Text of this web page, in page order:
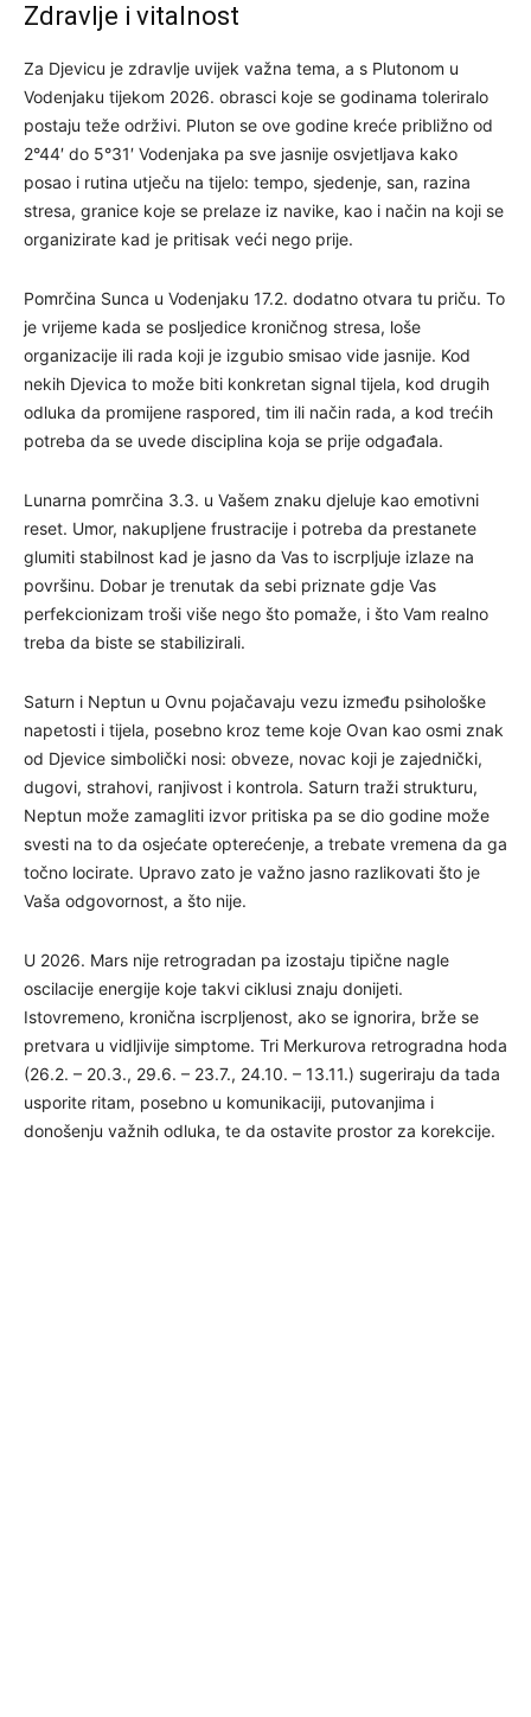
Zdravlje i vitalnost
Za Djevicu je zdravlje uvijek važna tema, a s Plutonom u
Vodenjaku tijekom 2026. obrasci koje se godinama toleriralo
postaju teže održivi. Pluton se ove godine kreće približno od
2°44′ do 5°31′ Vodenjaka pa sve jasnije osvjetljava kako
posao i rutina utječu na tijelo: tempo, sjedenje, san, razina
stresa, granice koje se prelaze iz navike, kao i način na koji se
organizirate kad je pritisak veći nego prije.
Pomrčina Sunca u Vodenjaku 17.2. dodatno otvara tu priču. To
je vrijeme kada se posljedice kroničnog stresa, loše
organizacije ili rada koji je izgubio smisao vide jasnije. Kod
nekih Djevica to može biti konkretan signal tijela, kod drugih
odluka da promijene raspored, tim ili način rada, a kod trećih
potreba da se uvede disciplina koja se prije odgađala.
Lunarna pomrčina 3.3. u Vašem znaku djeluje kao emotivni
reset. Umor, nakupljene frustracije i potreba da prestanete
glumiti stabilnost kad je jasno da Vas to iscrpljuje izlaze na
površinu. Dobar je trenutak da sebi priznate gdje Vas
perfekcionizam troši više nego što pomaže, i što Vam realno
treba da biste se stabilizirali.
Saturn i Neptun u Ovnu pojačavaju vezu između psihološke
napetosti i tijela, posebno kroz teme koje Ovan kao osmi znak
od Djevice simbolički nosi: obveze, novac koji je zajednički,
dugovi, strahovi, ranjivost i kontrola. Saturn traži strukturu,
Neptun može zamagliti izvor pritiska pa se dio godine može
svesti na to da osjećate opterećenje, a trebate vremena da ga
točno locirate. Upravo zato je važno jasno razlikovati što je
Vaša odgovornost, a što nije.
U 2026. Mars nije retrogradan pa izostaju tipične nagle
oscilacije energije koje takvi ciklusi znaju donijeti.
Istovremeno, kronična iscrpljenost, ako se ignorira, brže se
pretvara u vidljivije simptome. Tri Merkurova retrogradna hoda
(26.2. – 20.3., 29.6. – 23.7., 24.10. – 13.11.) sugeriraju da tada
usporite ritam, posebno u komunikaciji, putovanjima i
donošenju važnih odluka, te da ostavite prostor za korekcije.